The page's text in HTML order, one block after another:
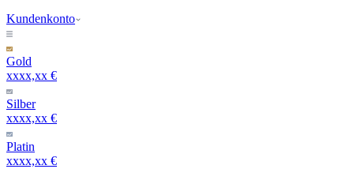
Kundenkonto
Gold
xxxx,xx €
Silber
xxxx,xx €
Platin
xxxx,xx €